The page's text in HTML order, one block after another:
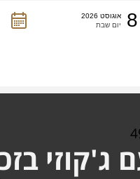
8
אוגוסט 2026
יום שבת
ג'קוזי